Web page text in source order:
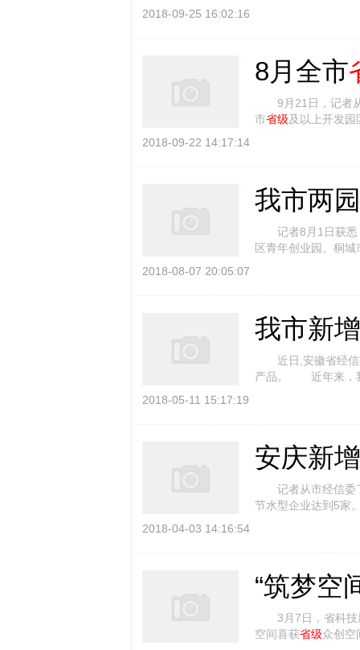
2018-09-25 16:02:16
8月全市
9月21日，记者
市省级及以上开发
2018-09-22 14:17:14
我市两
记者8月1日获悉，
区青年创业园、桐
2018-08-07 20:05:07
我市新
近日,安徽省经信
产品。 近年来，我
2018-05-11 15:17:19
安庆新
记者从市经信委了
节水型企业达到5家
2018-04-03 14:16:54
“筑梦空
3月7日，省科技
空间喜获省级众创空